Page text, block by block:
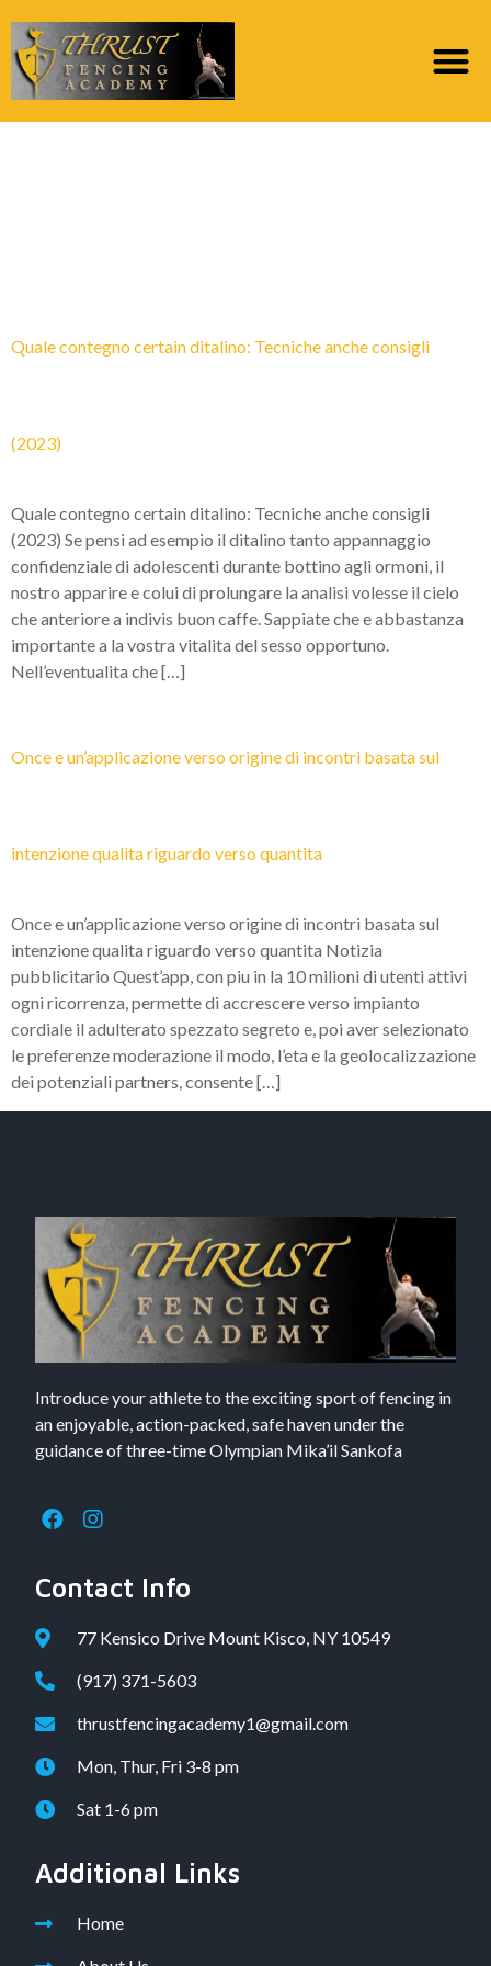
Quale contegno certain ditalino: Tecniche anche consigli
(2023)
Quale contegno certain ditalino: Tecniche anche consigli
(2023) Se pensi ad esempio il ditalino tanto appannaggio
confidenziale di adolescenti durante bottino agli ormoni, il
nostro apparire e colui di prolungare la analisi volesse il cielo
che anteriore a indivis buon caffe. Sappiate che e abbastanza
importante a la vostra vitalita del sesso opportuno.
Nell’eventualita che […]
Once e un’applicazione verso origine di incontri basata sul
intenzione qualita riguardo verso quantita
Once e un’applicazione verso origine di incontri basata sul
intenzione qualita riguardo verso quantita Notizia
pubblicitario Quest’app, con piu in la 10 milioni di utenti attivi
ogni ricorrenza, permette di accrescere verso impianto
cordiale il adulterato spezzato segreto e, poi aver selezionato
le preferenze moderazione il modo, l’eta e la geolocalizzazione
dei potenziali partners, consente […]
Introduce your athlete to the exciting sport of fencing in
an enjoyable, action-packed, safe haven under the
guidance of three-time Olympian Mika’il Sankofa
Contact Info
77 Kensico Drive Mount Kisco, NY 10549
(917) 371-5603
thrustfencingacademy1@gmail.com
Mon, Thur, Fri 3-8 pm
Sat 1-6 pm
Additional Links
Home